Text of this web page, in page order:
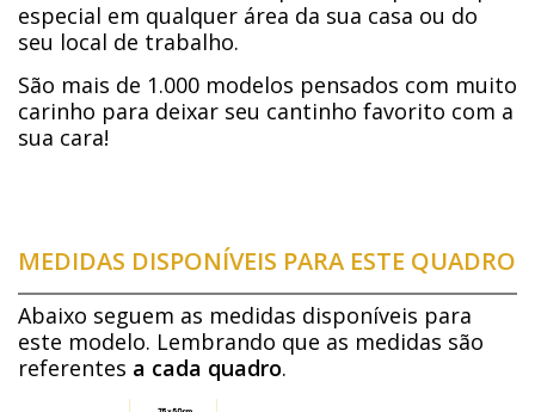
especial em qualquer área da sua casa ou do
seu local de trabalho.
São mais de 1.000 modelos pensados com muito
carinho para deixar seu cantinho favorito com a
sua cara!
MEDIDAS DISPONÍVEIS PARA ESTE QUADRO
Abaixo seguem as medidas disponíveis para
este modelo. Lembrando que as medidas são
referentes a cada quadro.